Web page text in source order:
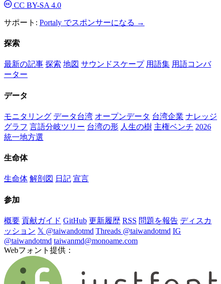
CC BY-SA 4.0
サポート: Portaly でスポンサーになる →
探索
最新の記事 探索 地図 サウンドスケープ 用語集 用語コンバ
ーター
データ
モニタリング データ台湾 オープンデータ 台湾企業 ナレッジ
グラフ 言語分岐ツリー 台湾の形 人生の樹 主権ベンチ 2026
統一地方選
生命体
生命体 解剖図 日記 宣言
参加
概要 貢献ガイド GitHub 更新履歴 RSS 問題を報告 ディスカ
ッション 𝕏 @taiwandotmd Threads @taiwandotmd IG
@taiwandotmd taiwanmd@monoame.com
Webフォント提供：